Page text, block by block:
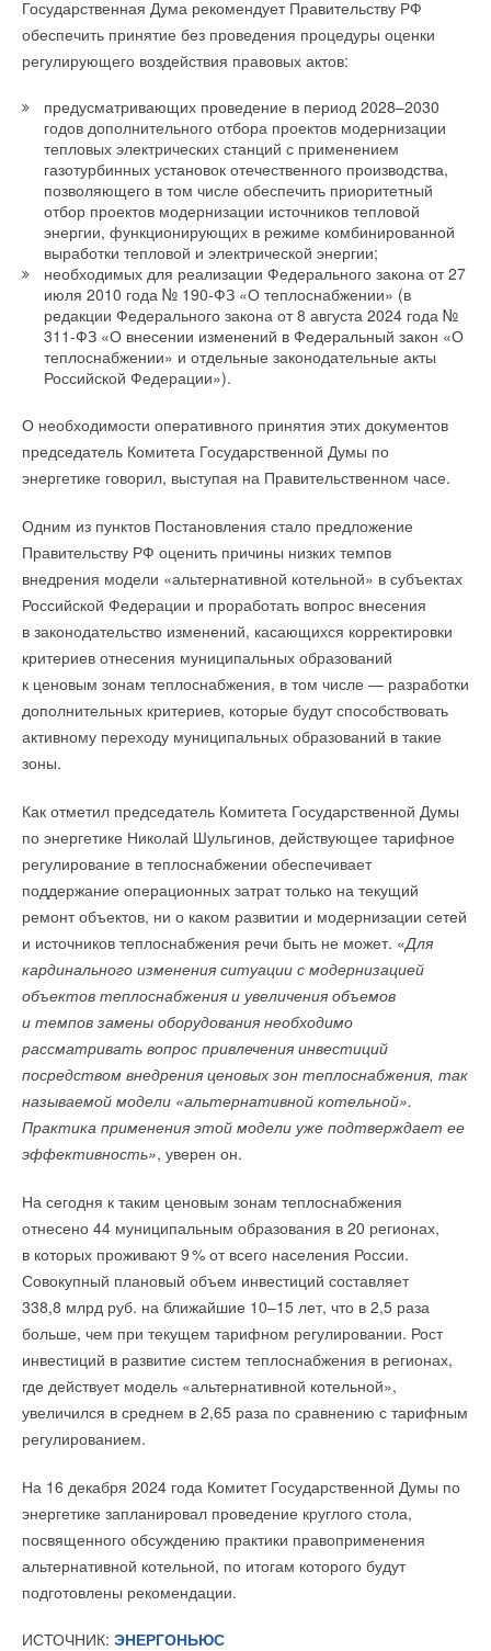
Государственная Дума рекомендует Правительству РФ
обеспечить принятие без проведения процедуры оценки
регулирующего воздействия правовых актов:
предусматривающих проведение в период 2028–2030
годов дополнительного отбора проектов модернизации
тепловых электрических станций с применением
газотурбинных установок отечественного производства,
позволяющего в том числе обеспечить приоритетный
отбор проектов модернизации источников тепловой
энергии, функционирующих в режиме комбинированной
выработки тепловой и электрической энергии;
необходимых для реализации Федерального закона от 27
июля 2010 года № 190-ФЗ «О теплоснабжении» (в
редакции Федерального закона от 8 августа 2024 года №
311-ФЗ «О внесении изменений в Федеральный закон «О
теплоснабжении» и отдельные законодательные акты
Российской Федерации»).
О необходимости оперативного принятия этих документов
председатель Комитета Государственной Думы по
энергетике говорил, выступая на Правительственном часе.
Одним из пунктов Постановления стало предложение
Правительству РФ оценить причины низких темпов
внедрения модели «альтернативной котельной» в субъектах
Российской Федерации и проработать вопрос внесения
в законодательство изменений, касающихся корректировки
критериев отнесения муниципальных образований
к ценовым зонам теплоснабжения, в том числе — разработки
дополнительных критериев, которые будут способствовать
активному переходу муниципальных образований в такие
зоны.
Как отметил председатель Комитета Государственной Думы
по энергетике Николай Шульгинов, действующее тарифное
регулирование в теплоснабжении обеспечивает
поддержание операционных затрат только на текущий
ремонт объектов, ни о каком развитии и модернизации сетей
и источников теплоснабжения речи быть не может. «Для
кардинального изменения ситуации с модернизацией
объектов теплоснабжения и увеличения объемов
и темпов замены оборудования необходимо
рассматривать вопрос привлечения инвестиций
посредством внедрения ценовых зон теплоснабжения, так
называемой модели «альтернативной котельной».
Практика применения этой модели уже подтверждает ее
эффективность», уверен он.
На сегодня к таким ценовым зонам теплоснабжения
отнесено 44 муниципальным образования в 20 регионах,
в которых проживают9% от всего населения России.
Совокупный плановый объем инвестиций составляет
338,8 млрд руб. на ближайшие 10–15 лет, что в 2,5 раза
больше, чем при текущем тарифном регулировании. Рост
инвестиций в развитие систем теплоснабжения в регионах,
где действует модель «альтернативной котельной»,
увеличился в среднем в 2,65 раза по сравнению с тарифным
регулированием.
На 16 декабря 2024 года Комитет Государственной Думы по
энергетике запланировал проведение круглого стола,
посвященного обсуждению практики правоприменения
альтернативной котельной, по итогам которого будут
подготовлены рекомендации.
ИСТОЧНИК: ЭНЕРГОНЬЮС
Компания Hisense первая в отрасли VRF внедрила в процесс
производства мостовой кран для повышения эффективности
перемещения частей установок по производственным
площадям.
Развитие завода Hisense заключается не только
в производстве. Стремясь к повышению эффективности
цепочек поставок, компания Hisense применила
управляемую искусственным интеллектом сквозную систему
принятия интеллектуальных решений и гибкую систему
доставки.
Используя технологии дополненной и виртуальной
реальности, Hisense сделала процесс обучения сотрудников
более интуитивно понятным, значительно повысив его
эффективность и уровень навыков своих сотрудников.
Для повышения операционной эффективности Hisense
создала платформу цифровых двойников, основанную
на ключевых показателях, которые отслеживаются в режиме
реального времени. Платформа обеспечивает прозрачное
управление показателями и комплексно в автоматическом
режиме отслеживает и принимает сигналы, на их основе
формирует стратегии и планы.
С помощью технологии Интернета вещей Hisense успешно
внедрила систему цифрового управления
энергозатрат. Более того, завод добился очень точного
управления искусственным интеллектом, реализовав
энергосберегающую технологию для оборудования
с высоким потреблением энергии, для производственного
и испытательного оборудования, что снизило потребление
энергии на3 8%.
НОВОСТИ СОК 6 АВГУСТА 2026
→
Для Арктики создали технологию защиты
ветрогенераторов от аварий
НОВОСТИ СОК 6 АВГУСТА 2026
НОВОСТИ СОК 5 АВГУСТА 2026
→
Тепловые насосы в связке с солнечной генерацией и
накопителем снижают потребление на 60%
НОВОСТИ СОК 4 АВГУСТА 2026
→
США запретили использование иностранных
инверторов
НОВОСТИ СОК 31 ИЮЛЯ 2026
→
Уже через месяц в России можно будет устанавливать
солнечные панели в МКД
Комментарии
Добавить комментарий
Ваше имя *
Ваш E-mail *
Текст комментария
Национальная премия способствует признанию и поддержке
вклада отечественных компаний в развитие отрасли.
В конкурсе приняли участие как крупные бренды-лидеры
рынка, так и новички, задающие тренды. Кроме того,
отмечу особую поддержку, которую отраслевые
всем участникам конкурса и победителям развиваться
и менять реальность вокруг», — прокомментировал
председатель оргкомитета премии «Бренд года в России
2024», вице-президент Российской Академии общественных
связейСергей Трофименко
Читайте по теме:
→ «Мир Хомутов» перенимает опыт цифровизации в Китае
→
Компания «Мир Хомутов» получила награду на премии
AQUAFLAME AWARDS 2026
→
Компания «Мир Хомутов» представила очередную
новинку - цветные пластиковые стяжки
НОВОСТИ СОК 8 ДЕКАБРЯ 2025
боялись спросить
→ Быстросъемный ремонтный хомут МХ Краб
НОВОСТИ СОК 15 СЕНТЯБРЯ 2025
→ Хомуты из нержавеющей стали для сантехники
ЖУРНАЛ СОК СЕНТЯБРЬ 2025
→
BIM против Прячущегося в деталях, или Хомуты в
ЖУРНАЛ СОК ОКТЯБРЬ 2023
→
Компания «Мир хомутов» разработала бим-модели всех
НОВОСТИ СОК 28 АВГУСТА 2023
→
Группа ПОЛИПЛАСТИК расширила линейку запорно-
НОВОСТИ СОК 7 АВГУСТА 2026
одобрены сертификатом РМРС
НОВОСТИ СОК 6 АВГУСТА 2026